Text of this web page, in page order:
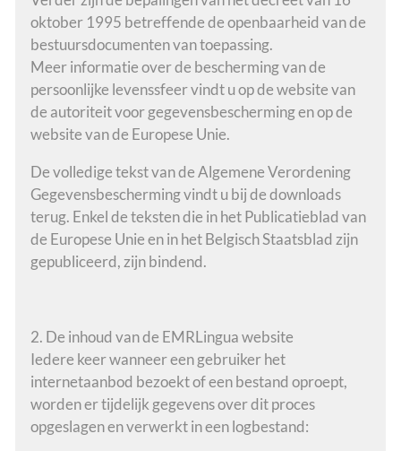
oktober 1995 betreffende de openbaarheid van de
bestuursdocumenten van toepassing.
Meer informatie over de bescherming van de
persoonlijke levenssfeer vindt u op de website van
de autoriteit voor gegevensbescherming en op de
website van de Europese Unie.
De volledige tekst van de Algemene Verordening
Gegevensbescherming vindt u bij de downloads
terug. Enkel de teksten die in het Publicatieblad van
de Europese Unie en in het Belgisch Staatsblad zijn
gepubliceerd, zijn bindend.
2. De inhoud van de EMRLingua website
Iedere keer wanneer een gebruiker het
internetaanbod bezoekt of een bestand oproept,
worden er tijdelijk gegevens over dit proces
opgeslagen en verwerkt in een logbestand: